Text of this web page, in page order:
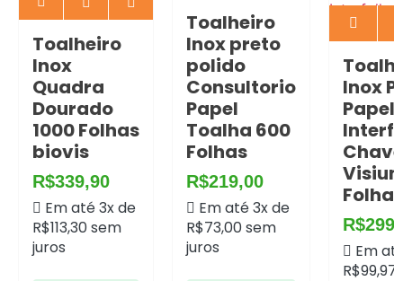
Toalheiro
Inox
Quadra
Dourado
1000 Folhas
biovis
R$339,90
Em até 3x de
R$113,30sem
juros
Toalheiro
Inox preto
polido
Consultorio
Papel
Toalha 600
Folhas
R$219,00
Em até 3x de
R$73,00sem
juros
Inox
Papel
R$
Em
R$99,97